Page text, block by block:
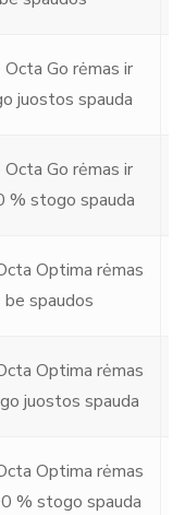
Go rėmas ir
juostos spauda
Go rėmas ir
% stogo spauda
Optima rėmas
spaudos
Optima rėmas
juostos spauda
Optima rėmas
% stogo spauda